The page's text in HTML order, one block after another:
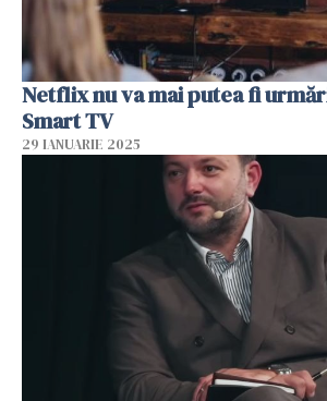
Netflix nu va mai putea fi
Smart TV
29 IANUARIE 2025